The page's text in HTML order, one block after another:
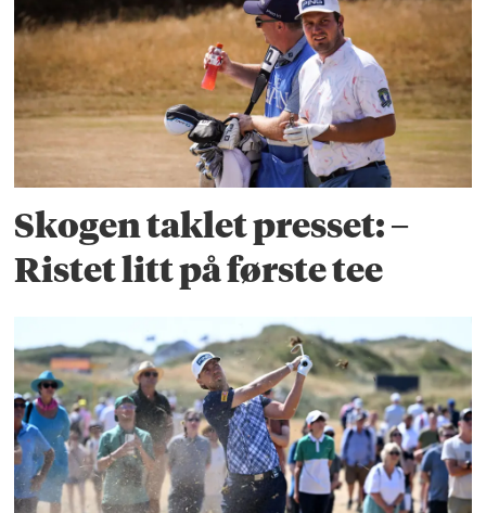
Skogen taklet presset: –
Ristet litt på første tee